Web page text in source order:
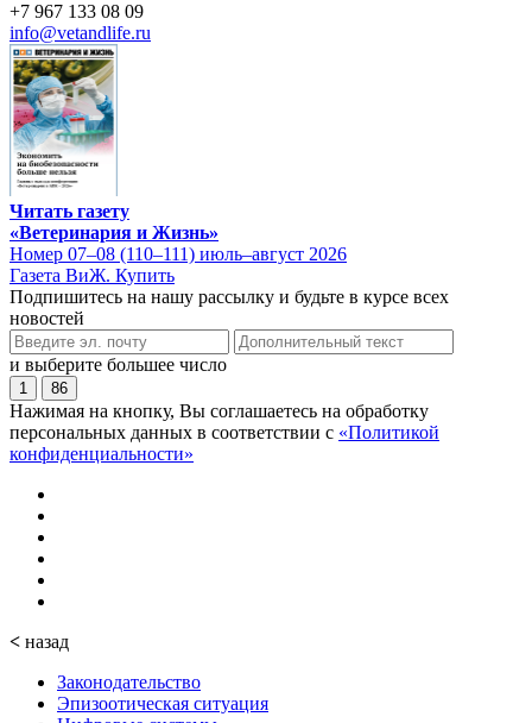
+7 967 133 08 09
info@vetandlife.ru
Читать газету
«Ветеринария и Жизнь»
Номер 07–08 (110–111) июль–август 2026
Газета ВиЖ. Купить
Подпишитесь на нашу рассылку и будьте в курсе всех
новостей
и выберите большее число
1 86
Нажимая на кнопку, Вы соглашаетесь на обработку
персональных данных в соответствии с «Политикой
конфиденциальности»
< назад
Законодательство
Эпизоотическая ситуация